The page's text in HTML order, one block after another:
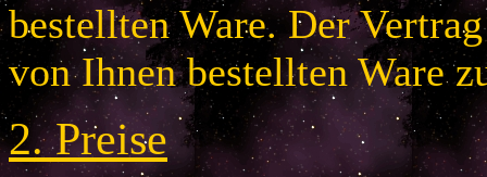
bestellten Ware. Der
von Ihnen bestellten Ware
2.Preise